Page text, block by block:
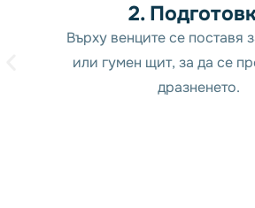
2.
Върху венците се поставя
или гумен щит, за да се
дразненето.